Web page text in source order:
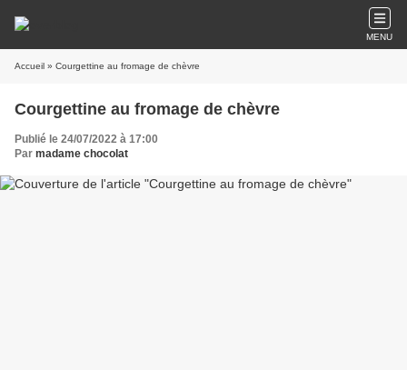
MENU
Accueil » Courgettine au fromage de chèvre
Courgettine au fromage de chèvre
Publié le 24/07/2022 à 17:00
Par madame chocolat